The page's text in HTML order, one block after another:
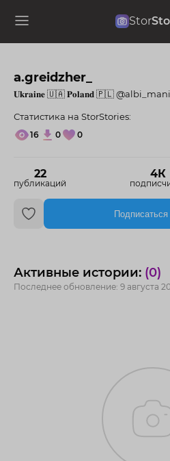
Stor
a.greidzher_
22
публикаций
4К
𝐔𝐤𝐫𝐚𝐢𝐧𝐞 🇺🇦 𝐏𝐨𝐥𝐚𝐧𝐝 🇵🇱
Статистика на StorStories:
16 0 0
Активные истории: (0)
Последнее обновление: 9 августа